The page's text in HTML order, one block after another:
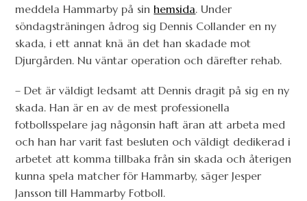
meddela Hammarby på sinhemsida. Under
söndagsträningen ådrog sig Dennis Collander en ny
skada, i ett annat knä än det han skadade mot
Djurgården. Nu väntar operation och därefter rehab.
– Det är väldigt ledsamt att Dennis dragit på sig en ny
skada. Han är en av de mest professionella
fotbollsspelare jag någonsin haft äran att arbeta med
och han har varit fast besluten och väldigt dedikerad i
arbetet att komma tillbaka från sin skada och återigen
kunna spela matcher för Hammarby, säger Jesper
Jansson till Hammarby Fotboll.